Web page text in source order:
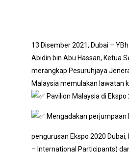
13 Disember 2021, Dubai –
Abidin bin Abu Hassan, Ketua
merangkap Pesuruhjaya
Malaysia memulakan lawatan
Pavilion Malaysia di Ekspo
Mengadakan perjumpaan
pengurusan Ekspo 2020
– International Participants)